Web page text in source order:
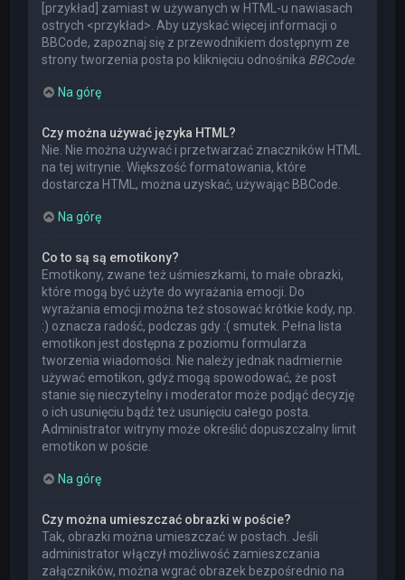
[przykład] zamiast w używanych w HTML-u nawiasach
ostrych <przykład>. Aby uzyskać więcej informacji o
BBCode, zapoznaj się z przewodnikiem dostępnym ze
strony tworzenia posta po kliknięciu odnośnika BBCode.
Na górę
Czy można używać języka HTML?
Nie. Nie można używać i przetwarzać znaczników HTML
na tej witrynie. Większość formatowania, które
dostarcza HTML, można uzyskać, używając BBCode.
Na górę
Co to są są emotikony?
Emotikony, zwane też uśmieszkami, to małe obrazki,
które mogą być użyte do wyrażania emocji. Do
wyrażania emocji można też stosować krótkie kody, np.
:) oznacza radość, podczas gdy :( smutek. Pełna lista
emotikon jest dostępna z poziomu formularza
tworzenia wiadomości. Nie należy jednak nadmiernie
używać emotikon, gdyż mogą spowodować, że post
stanie się nieczytelny i moderator może podjąć decyzję
o ich usunięciu bądź też usunięciu całego posta.
Administrator witryny może określić dopuszczalny limit
emotikon w poście.
Na górę
Czy można umieszczać obrazki w poście?
Tak, obrazki można umieszczać w postach. Jeśli
administrator włączył możliwość zamieszczania
załączników, można wgrać obrazek bezpośrednio na